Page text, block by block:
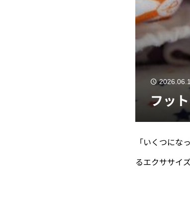
フッ
「いくつに
るエクササイ